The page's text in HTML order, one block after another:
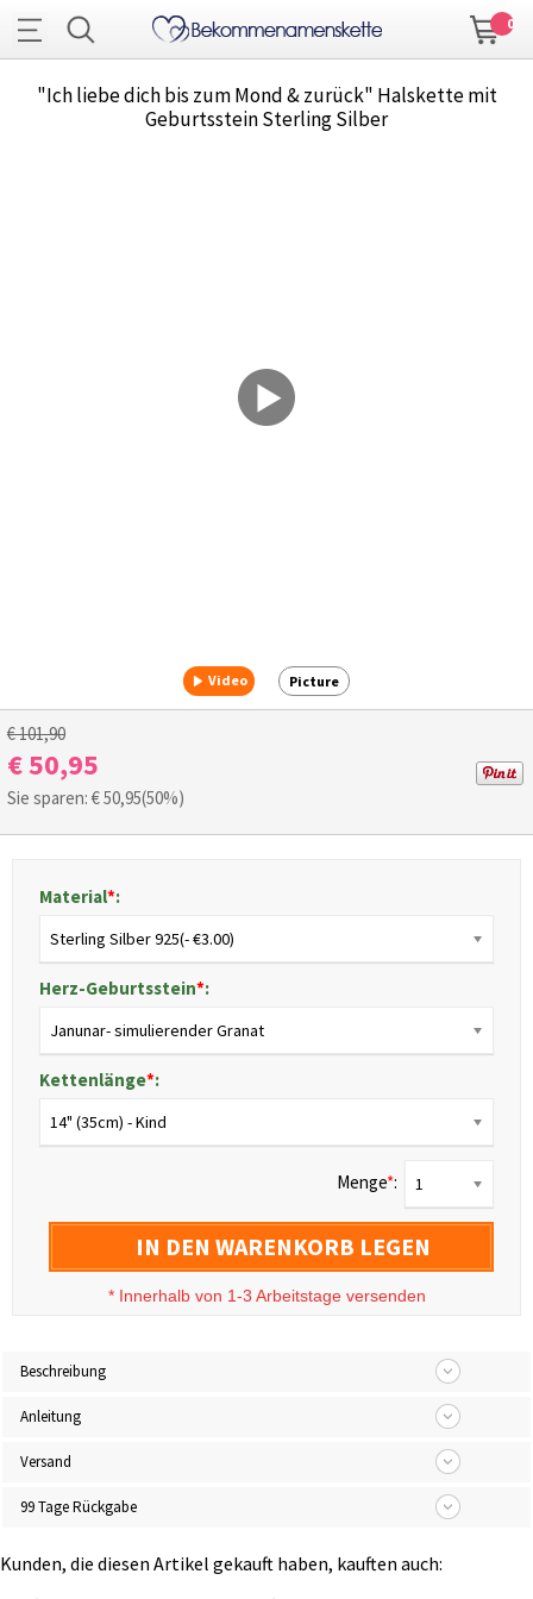
0
"Ich liebe dich bis zum Mond & zurück" Halskette mit
Geburtsstein Sterling Silber
Video Picture
€ 101,90
€ 50,95
Sie sparen: €50,95(50%)
Material*:
Sterling Silber 925(- €3.00)
Herz-Geburtsstein*:
Janunar- simulierender Granat
Kettenlänge*:
14" (35cm) - Kind
Menge*: 1
IN DEN WARENKORB LEGEN
* Innerhalb von 1-3 Arbeitstage versenden
Beschreibung
Anleitung
Versand
99 Tage Rückgabe
Kunden, die diesen Artikel gekauft haben, kauften auch: